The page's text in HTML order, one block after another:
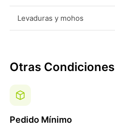
Levaduras y mohos
Otras Condiciones
Pedido Mínimo